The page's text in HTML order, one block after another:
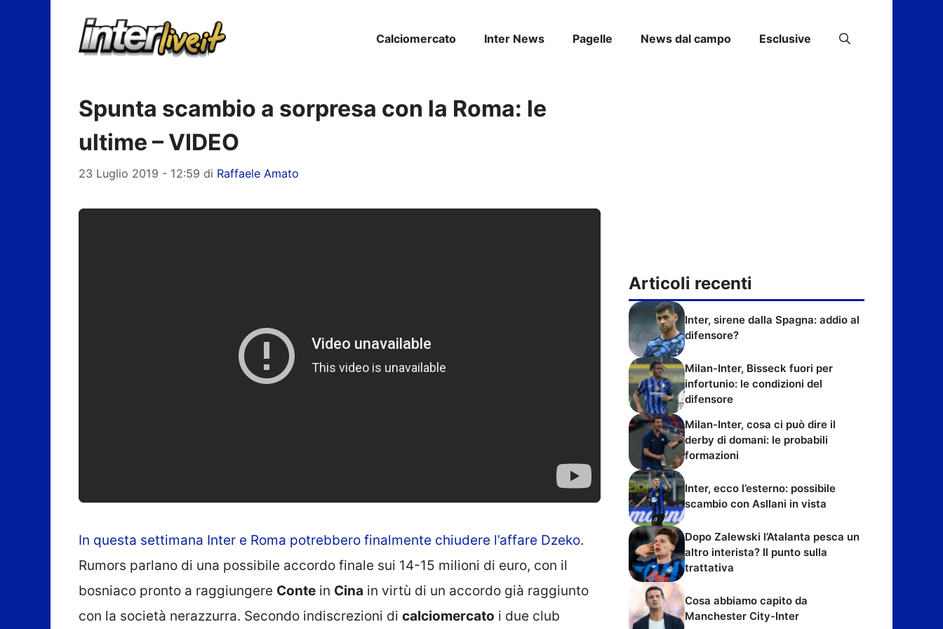
Calciomercato Inter News Pagelle News dal campo Esclusive
Spunta scambio a sorpresa con la Roma: le
ultime – VIDEO
23 Luglio 2019 - 12:59 di Raffaele Amato
In questa settimana Inter e Roma potrebbero finalmente chiudere l’affare Dzeko.
Rumors parlano di una possibile accordo finale sui 14-15 milioni di euro, con il
bosniaco pronto a raggiungere Conte in Cina in virtù di un accordo già raggiunto
con la società nerazzurra. Secondo indiscrezioni di calciomercato i due club
Articoli recenti
Inter, sirene dalla Spagna: addio al
difensore?
Milan-Inter, Bisseck fuori per
infortunio: le condizioni del
difensore
Milan-Inter, cosa ci può dire il
derby di domani: le probabili
formazioni
Inter, ecco l’esterno: possibile
scambio con Asllani in vista
Dopo Zalewski l’Atalanta pesca un
altro interista? Il punto sulla
trattativa
Cosa abbiamo capito da
Manchester City-Inter